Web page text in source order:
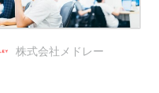
株式会社メドレー